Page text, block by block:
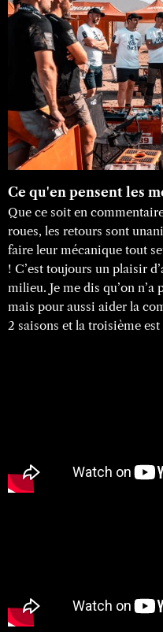
Ce qu'en pensent les
Que ce soit en
roues, les retours sont
faire leur mécanique tout
! C’est toujours un plaisir
milieu. Je me dis qu’on n’a
mais pour aussi aider la
2 saisons et la troisième